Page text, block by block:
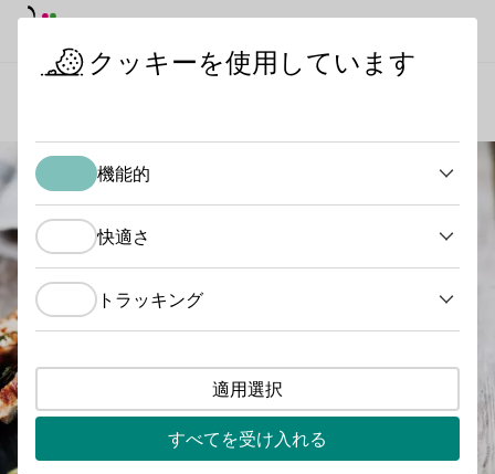
クッキーを使用しています
機能的
快適さ
トラッキング
適用選択
すべてを受け入れる